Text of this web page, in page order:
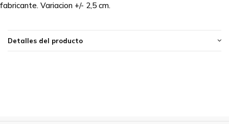
fabricante. Variacion +/- 2,5 cm.
Detalles del producto